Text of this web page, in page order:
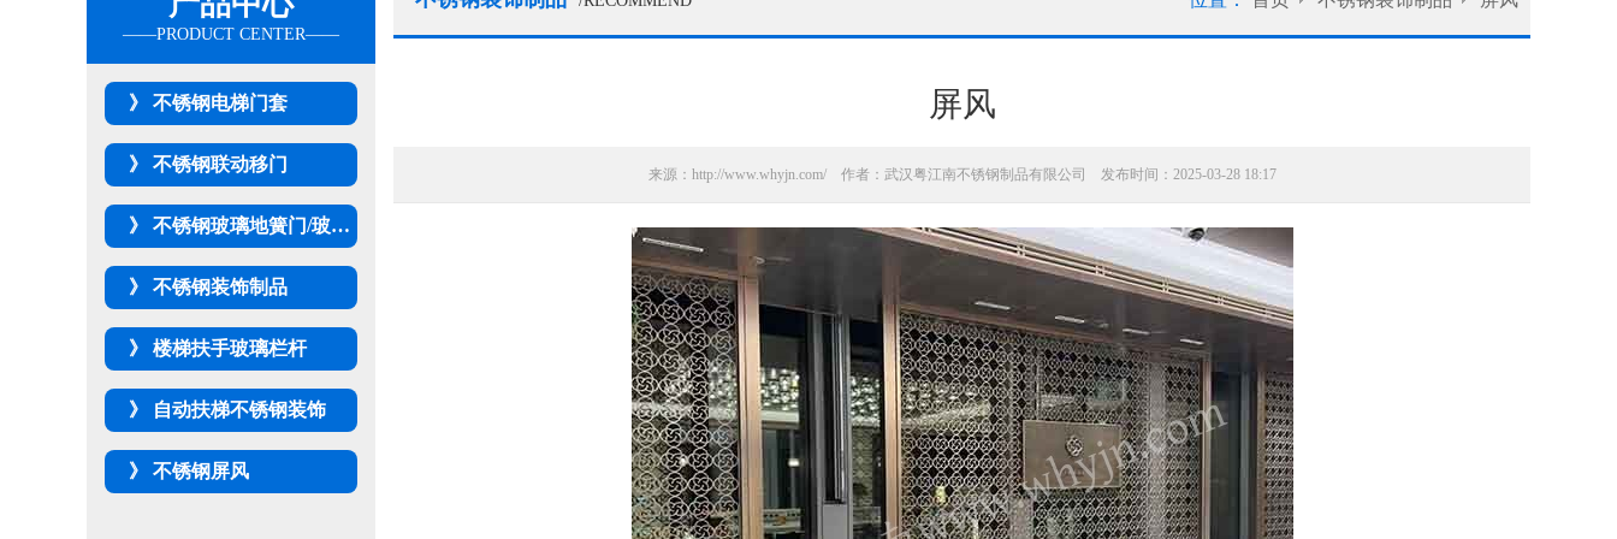
不锈钢电梯门套
不锈钢联动移门
不锈钢玻璃地簧门/玻璃隔断
不锈钢装饰制品
楼梯扶手玻璃栏杆
自动扶梯不锈钢装饰
不锈钢屏风
屏风
来源：http://www.whyjn.com/ 作者：武汉粤江南不锈钢制品有限公司 发布时间：2025-03-28 18:17